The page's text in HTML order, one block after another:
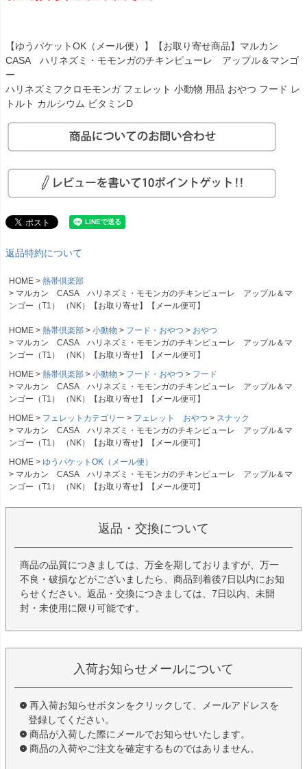
【ゆうパケットOK（メール便）】【お取り寄せ商品】マルカン
CASA ハリネズミ・モモンガのチキンピューレ アップル＆マンゴ
ー
ハリネズミフクロモモンガ フェレット 小動物 用品 おやつ フード レ
トルト カルシウム ビタミンD
返品特約について
HOME
熱帯倶楽部
マルカン CASA ハリネズミ・モモンガのチキンピューレ アップル＆マ
ンゴー（T1） （NK）【お取り寄せ】【メール便可】
HOME 熱帯倶楽部 小動物 フード・おやつ
おやつ
マルカン CASA ハリネズミ・モモンガのチキンピューレ アップル＆マ
ンゴー（T1） （NK）【お取り寄せ】【メール便可】
HOME
熱帯倶楽部 小動物 フード・おやつ
フード
マルカン CASA ハリネズミ・モモンガのチキンピューレ アップル＆マ
ンゴー（T1） （NK）【お取り寄せ】【メール便可】
HOME
フェレットカテゴリー フェレット おやつ
スナック
マルカン CASA ハリネズミ・モモンガのチキンピューレ アップル＆マ
ンゴー（T1） （NK）【お取り寄せ】【メール便可】
HOME
ゆうパケットOK（メール便）
マルカン CASA ハリネズミ・モモンガのチキンピューレ アップル＆マ
ンゴー（T1） （NK）【お取り寄せ】【メール便可】
返品・交換について
商品の品質につきましては、万全を期しておりますが、万一
不良・破損などがございましたら、商品到着後7日以内にお知
らせください。返品・交換につきましては、7日以内、未開
封・未使用に限り可能です。
入荷お知らせメールについて
再入荷お知らせボタンをクリックして、メールアドレスを
登録してください。
商品が入荷した際にメールでお知らせいたします。
商品の入荷やご注文を確定するものではありません。